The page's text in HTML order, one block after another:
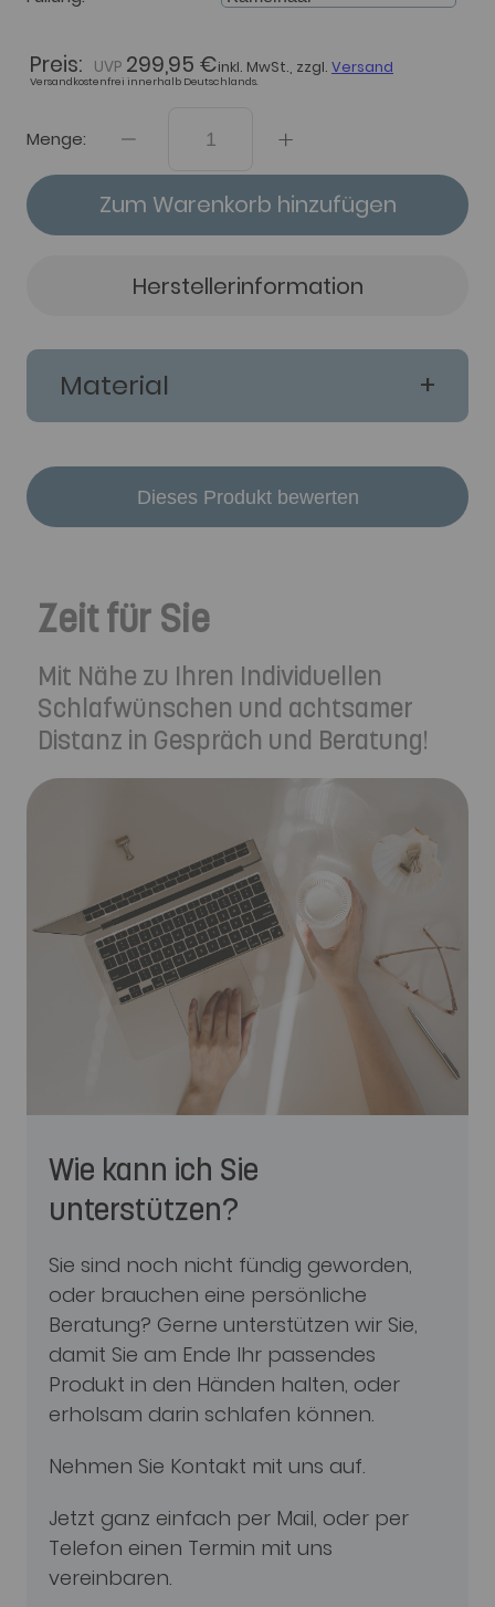
Preis: 299,95 €inkl. MwSt., zzgl. Versand
Versandkostenfrei innerhalb Deutschlands.
Menge:
Zum Warenkorb hinzufügen
Herstellerinformation
Material
Dieses Produkt bewerten
Zeit für Sie
Mit Nähe zu Ihren Individuellen
Schlafwünschen und achtsamer
Distanz in Gespräch und Beratung!
Wie kann ich Sie
unterstützen?
Sie sind noch nicht fündig geworden,
oder brauchen eine persönliche
Beratung? Gerne unterstützen wir Sie,
damit Sie am Ende Ihr passendes
Produkt in den Händen halten, oder
erholsam darin schlafen können.
Nehmen Sie Kontakt mit uns auf.
Jetzt ganz einfach per Mail, oder per
Telefon einen Termin mit uns
vereinbaren.